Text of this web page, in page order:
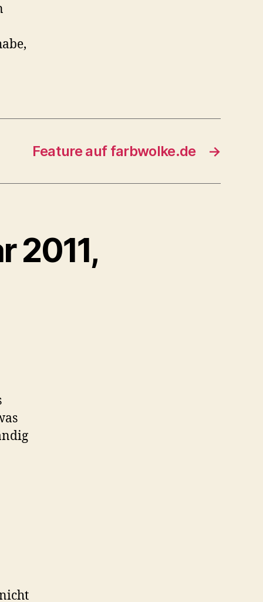
→
Feature auf farbwolke.de
2011,